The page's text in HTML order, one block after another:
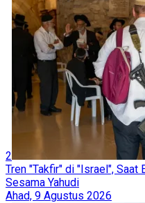
2
Tren "Takfir" di "Israel",
Sesama Yahudi
Ahad, 9 Agustus 2026